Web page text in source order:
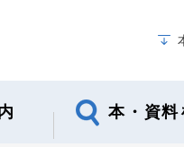
本・資料